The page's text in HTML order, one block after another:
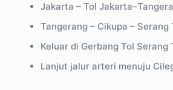
Jakarta – Tol
Tangerang – Cikupa – Serang
Keluar di Gerbang Tol Serang
Lanjut jalur arteri menuju